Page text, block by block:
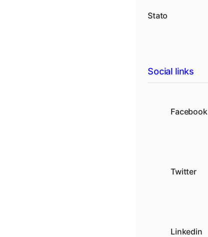
Stato
Social links
Facebook
Twitter
Linkedin